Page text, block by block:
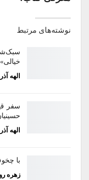
نوشته‌های مرتبط
خیالی»
الهه
سفر
الهه
با چخوف
زهره